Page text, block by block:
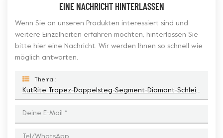
EINE NACHRICHT HINTERLASSEN
Wenn Sie an unseren Produkten interessiert sind und
weitere Einzelheiten erfahren möchten, hinterlassen Sie
bitte hier eine Nachricht. Wir werden Ihnen so schnell wie
möglich antworten.
Thema :
KutRite Trapez-Doppelsteg-Segment-Diamant-Schleifschuh